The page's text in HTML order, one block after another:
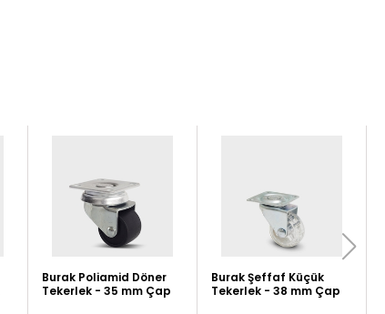
Burak Poliamid Döner
Tekerlek - 35 mm Çap
Burak Şeffaf Küçük
Tekerlek - 38 mm Çap